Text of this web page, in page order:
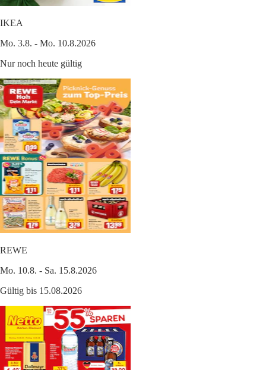
IKEA
Mo. 3.8. - Mo. 10.8.2026
Nur noch heute gültig
REWE
Mo. 10.8. - Sa. 15.8.2026
Gültig bis 15.08.2026